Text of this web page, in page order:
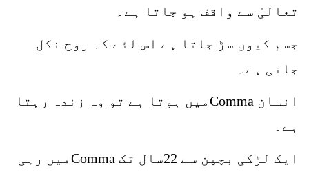
تعالیٰ سے واقف ہو جاتا ہے۔
جسم کیوں سڑ جاتا ہے اس لئے کہ روح نکل
جاتی ہے۔
انسان Commaمیں ہوتا ہے تو وہ زندہ رہتا
ہے۔
ایک لڑکی بچپن سے 22سال تک Commaمیں رہی